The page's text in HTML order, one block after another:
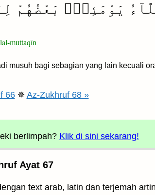
يَوْمَئِذٍۭ بَعْضُهُمْ
muttaqīn
musuh bagi sebagian yang lain kecuali
66✵ Az-Zukhruf 68 »
berlimpah? Klik di sini sekarang!
Ayat 67
text arab, latin dan terjemah